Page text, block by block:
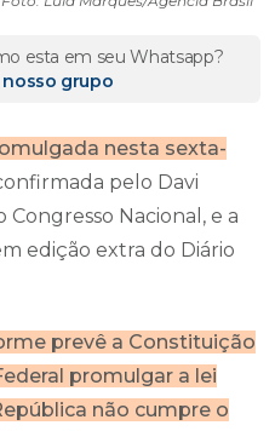
esta em seu Whatsapp?
nosso grupo
nesta sexta-
pelo Davi
Nacional, e a
edição extra do Diário
prevê a Constituição
promulgar a lei
não cumpre o